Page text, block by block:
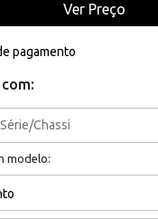
modelo:
pagamento
Ver Preço